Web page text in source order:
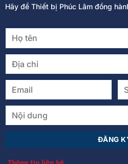
Hãy để Thiết bị Phúc Lâm đồng